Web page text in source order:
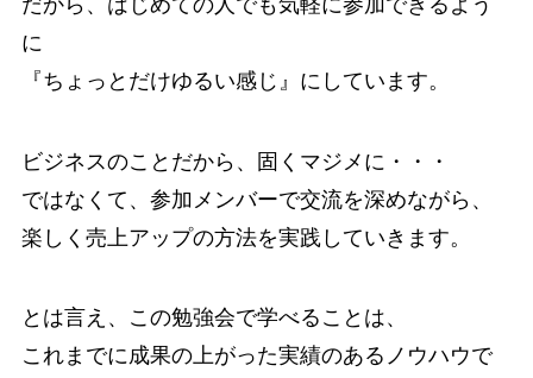
に
『ちょっとだけゆるい感じ』にしています。
ビジネスのことだから、固くマジメに・・・
ではなくて、参加メンバーで交流を深めながら、
楽しく売上アップの方法を実践していきます。
とは言え、この勉強会で学べることは、
これまでに成果の上がった実績のあるノウハウで